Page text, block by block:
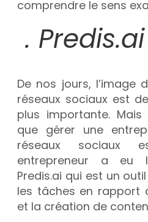
comprendre le sens
. Predis.ai
De nos jours, l’image
réseaux sociaux est
plus importante.
que gérer une
réseaux sociaux
entrepreneur a eu
Predis.ai qui est un
les tâches en rapport
et la création de